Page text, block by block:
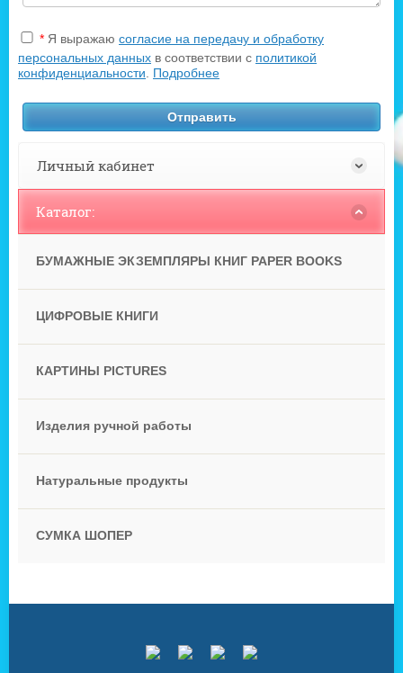
* Я выражаю согласие на передачу и обработку
персональных данных в соответствии с политикой
конфиденциальности
Подробнее
Личный кабинет
Каталог:
БУМАЖНЫЕ ЭКЗЕМПЛЯРЫ КНИГ PAPER BOOKS
ЦИФРОВЫЕ КНИГИ
КАРТИНЫ PICTURES
Изделия ручной работы
Натуральные продукты
СУМКА ШОПЕР